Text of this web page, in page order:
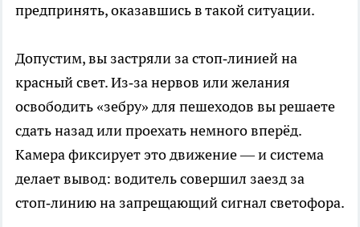
предпринять, оказавшись в такой ситуации.
Допустим, вы застряли за стоп‑линией на
красный свет. Из‑за нервов или желания
освободить «зебру» для пешеходов вы решаете
сдать назад или проехать немного вперёд.
Камера фиксирует это движение — и система
делает вывод: водитель совершил заезд за
стоп‑линию на запрещающий сигнал светофора.